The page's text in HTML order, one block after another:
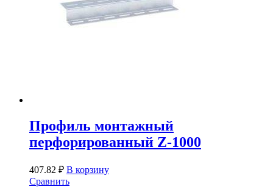
Профиль монтажный
перфорированный Z-1000
407.82 ₽ В корзину
Сравнить